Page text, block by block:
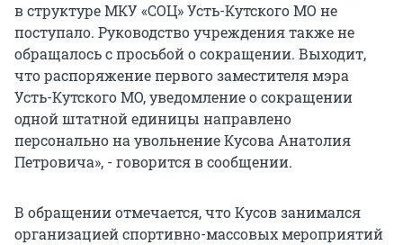
в структуре МКУ «СОЦ» Усть-Кутского МО не
поступало. Руководство учреждения также не
обращалось с просьбой о сокращении. Выходит,
что распоряжение первого заместителя мэра
Усть-Кутского МО, уведомление о сокращении
одной штатной единицы направлено
персонально на увольнение Кусова Анатолия
Петровича», - говорится в сообщении.
В обращении отмечается, что Кусов занимался
организацией спортивно-массовых мероприятий